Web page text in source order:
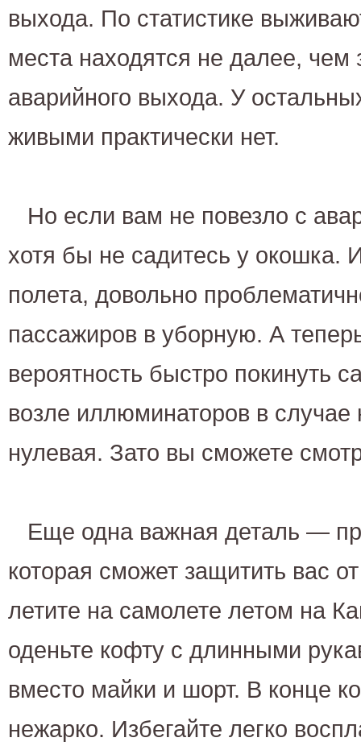
выхода. По статистике
места находятся не далее, чем
аварийного выхода. У
живыми практически нет.
Но если вам не повезло с
хотя бы не садитесь у окошка.
полета, довольно
пассажиров в уборную. А
вероятность быстро покинуть
возле иллюминаторов в
нулевая. Зато вы сможете
Еще одна важная деталь —
которая сможет защитить вас
летите на самолете летом на
оденьте кофту с длинными
вместо майки и шорт. В конце
нежарко. Избегайте легко